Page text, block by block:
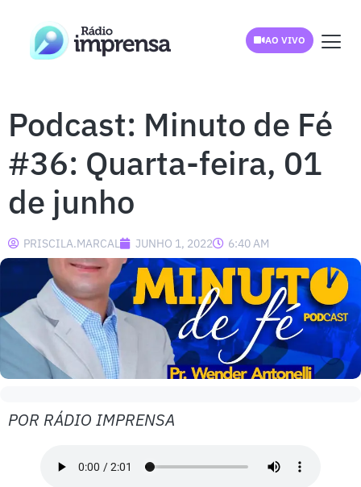
AO VIVO
Podcast: Minuto de Fé
#36: Quarta-feira, 01
de junho
PRISCILA.MARCAL JUNHO 1, 2022 6:40 AM
POR RÁDIO IMPRENSA